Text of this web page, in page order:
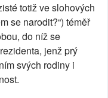
totiž ve slohových
se narodit?“) téměř
do níž se
jenž prý
svých rodiny i